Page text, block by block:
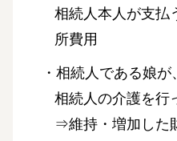
相続人本人が支払
所費用
・相続人である娘
相続人の介護を行
⇒維持・増加した